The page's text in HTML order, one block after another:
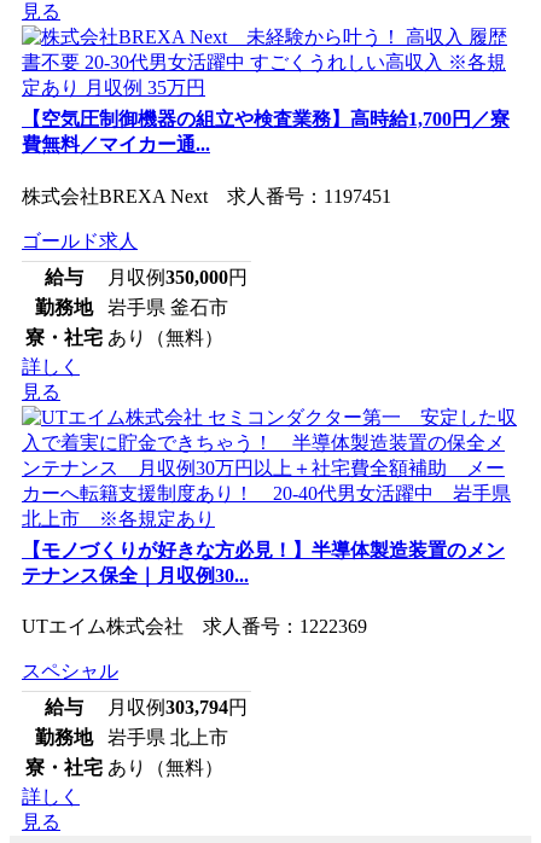
見る
【空気圧制御機器の組立や検査業務】高時給1,700円／寮
費無料／マイカー通...
株式会社BREXA Next 求人番号：1197451
ゴールド求人
給与
月収例350,000円
勤務地
岩手県 釜石市
寮・社宅 あり（無料）
詳しく
見る
【モノづくりが好きな方必見！】半導体製造装置のメン
テナンス保全｜月収例30...
UTエイム株式会社 求人番号：1222369
スペシャル
給与
月収例303,794円
勤務地
岩手県 北上市
寮・社宅 あり（無料）
詳しく
見る